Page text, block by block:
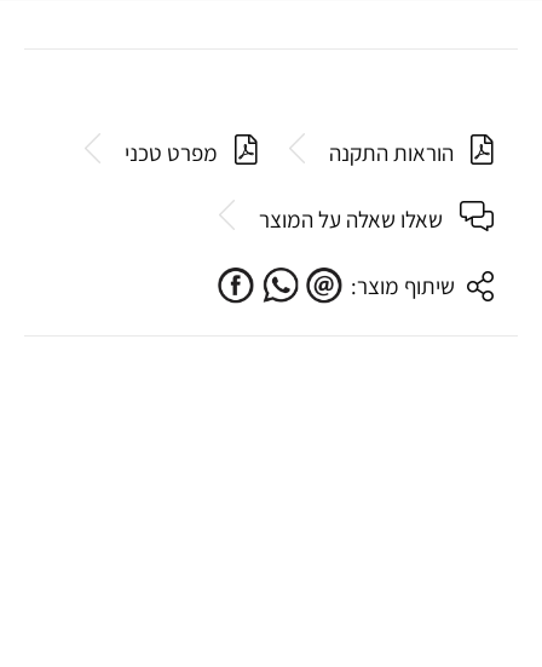
הוראות התקנה מפרט טכני
שאלו שאלה על המוצר
שיתוף מוצר: